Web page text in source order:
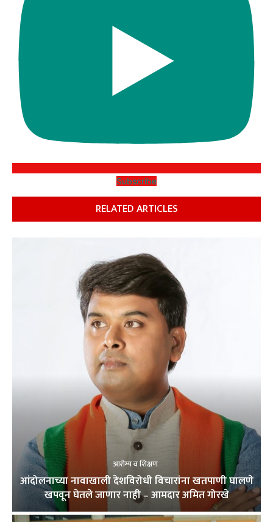
Subscribe
RELATED ARTICLES
आरोग्य व शिक्षण
आंदोलनाच्या नावाखाली देशविरोधी विचारांना खतपाणी घालणे
खपवून घेतले जाणार नाही – आमदार अमित गोरखे